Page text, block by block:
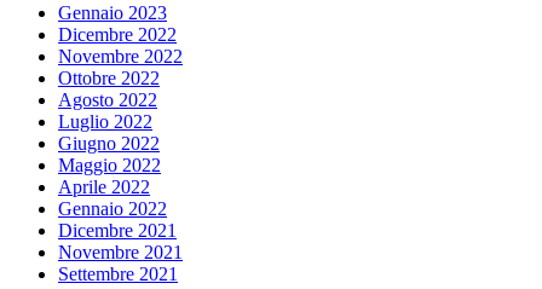
Gennaio 2023
Dicembre 2022
Novembre 2022
Ottobre 2022
Agosto 2022
Luglio 2022
Giugno 2022
Maggio 2022
Aprile 2022
Gennaio 2022
Dicembre 2021
Novembre 2021
Settembre 2021